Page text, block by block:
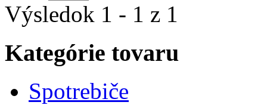
Výsledok 1 - 1 z 1
Kategórie tovaru
Spotrebiče